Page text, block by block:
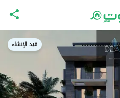
قيد الإنشاء